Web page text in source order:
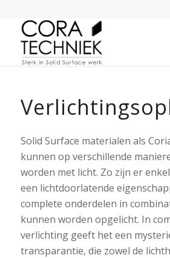
Solid Surface materialen als
kunnen op verschillende
worden met licht. Zo zijn er
een lichtdoorlatende
complete onderdelen in
kunnen worden opgelicht. In
verlichting geeft het een
transparantie, die zowel de